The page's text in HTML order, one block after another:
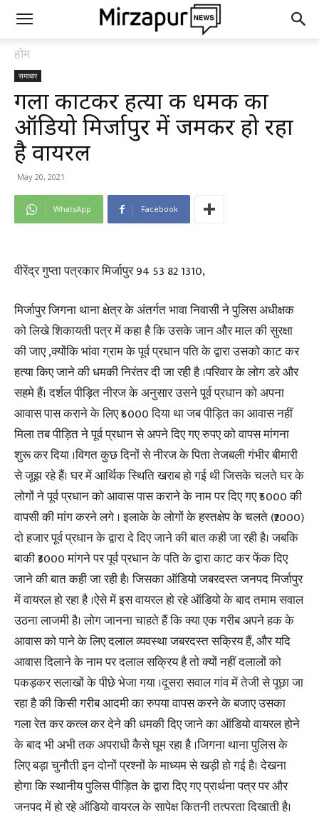
होम
समाचार
गला काटकर हत्या की धमकी का
ऑडियो मिर्जापुर में जमकर हो रहा
है वायरल
May 20, 2021
WhatsApp Facebook
वीरेंद्र गुप्ता पत्रकार मिर्जापुर 94 53 82 1310,
मिर्जापुर जिगना थाना क्षेत्र के अंतर्गत भावा निवासी ने पुलिस अधीक्षक
को लिखे शिकायती पत्र में कहा है कि उसके जान और माल की सुरक्षा
की जाए ,क्योंकि भांवा ग्राम के पूर्व प्रधान पति के द्वारा उसको काट कर
हत्या किए जाने की धमकी निरंतर दी जा रही है ।परिवार के लोग डरे और
सहमे हैं। दर्शल पीड़ित नीरज के अनुसार उसने पूर्व प्रधान को अपना
आवास पास कराने के लिए ₹5000 दिया था जब पीड़ित का आवास नहीं
मिला तब पीड़ित ने पूर्व प्रधान से अपने दिए गए रुपए को वापस मांगना
शुरू कर दिया ।विगत कुछ दिनों से नीरज के पिता तेजबली गंभीर बीमारी
से जूझ रहे हैं। घर में आर्थिक स्थिति खराब हो गई थी जिसके चलते घर के
लोगों ने पूर्व प्रधान को आवास पास कराने के नाम पर दिए गए ₹5000 की
वापसी की मांग करने लगे । इलाके के लोगों के हस्तक्षेप के चलते (₹2000)
दो हजार पूर्व प्रधान के द्वारा दे दिए जाने की बात कही जा रही है। जबकि
बाकी ₹3000 मांगने पर पूर्व प्रधान के पति के द्वारा काट कर फेंक दिए
जाने की बात कही जा रही है। जिसका ऑडियो जबरदस्त जनपद मिर्जापुर
में वायरल हो रहा है ।ऐसे में इस वायरल हो रहे ऑडियो के बाद तमाम सवाल
उठना लाजमी है। लोग जानना चाहते हैं कि क्या एक गरीब अपने हक के
आवास को पाने के लिए दलाल व्यवस्था जबरदस्त सक्रिय हैं, और यदि
आवास दिलाने के नाम पर दलाल सक्रिय है तो क्यों नहीं दलालों को
पकड़कर सलाखों के पीछे भेजा गया ।दूसरा सवाल गांव में तेजी से पूछा जा
रहा है की किसी गरीब आदमी का रुपया वापस करने के बजाए उसका
गला रेत कर कत्ल कर देने की धमकी दिए जाने का ऑडियो वायरल होने
के बाद भी अभी तक अपराधी कैसे घूम रहा है ।जिगना थाना पुलिस के
लिए बड़ा चुनौती इन दोनों प्रश्नों के माध्यम से खड़ी हो गई है। देखना
होगा कि स्थानीय पुलिस पीड़ित के द्वारा दिए गए प्रार्थना पत्र पर और
जनपद में हो रहे ऑडियो वायरल के सापेक्ष कितनी तत्परता दिखाती है।